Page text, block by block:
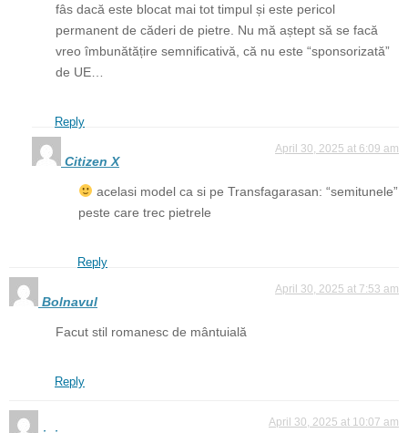
fâs dacă este blocat mai tot timpul și este pericol
permanent de căderi de pietre. Nu mă aștept să se facă
vreo îmbunătățire semnificativă, că nu este “sponsorizată”
de UE…
Reply
Citizen X
April 30, 2025 at 6:09 am
acelasi model ca si pe Transfagarasan: “semitunele”
peste care trec pietrele
Reply
Bolnavul
April 30, 2025 at 7:53 am
Facut stil romanesc de mântuială
Reply
April 30, 2025 at 10:07 am